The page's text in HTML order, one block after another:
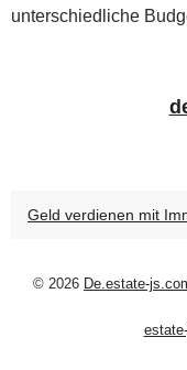
unterschiedliche
Geld verdienen mit
© 2026 De.estate-